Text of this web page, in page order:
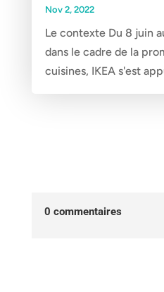
Nov 2, 2022
Le contexte Du 8 juin
dans le cadre de la
cuisines, IKEA s'est
0 commentaires